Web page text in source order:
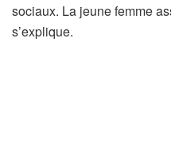
sociaux. La jeune femme
s’explique.